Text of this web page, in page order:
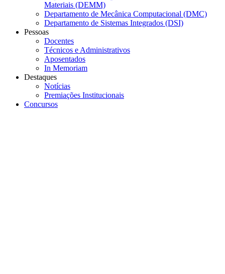
Materiais (DEMM)
Departamento de Mecânica Computacional (DMC)
Departamento de Sistemas Integrados (DSI)
Pessoas
Docentes
Técnicos e Administrativos
Aposentados
In Memoriam
Destaques
Notícias
Premiações Institucionais
Concursos